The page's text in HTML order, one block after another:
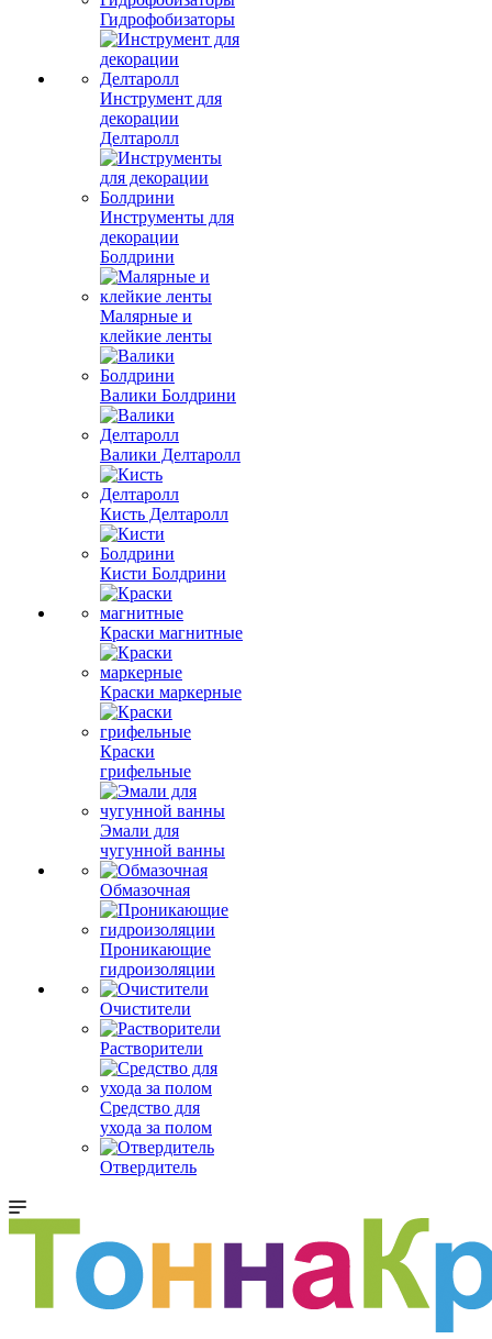
Гидрофобизаторы
Инструмент для
декорации
Делтаролл
Инструменты для
декорации
Болдрини
Малярные и
клейкие ленты
Валики Болдрини
Валики Делтаролл
Кисть Делтаролл
Кисти Болдрини
Краски магнитные
Краски маркерные
Краски
грифельные
Эмали для
чугунной ванны
Обмазочная
Проникающие
гидроизоляции
Очистители
Растворители
Средство для
ухода за полом
Отвердитель